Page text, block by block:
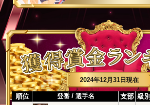
2024年12月31日現在
順位 登番 / 選手名 支部 級別